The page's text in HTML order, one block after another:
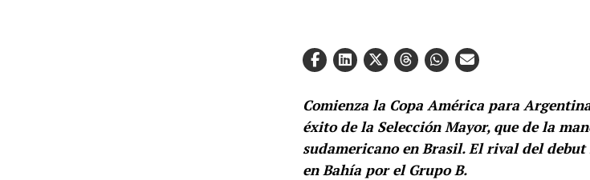
Comienza la Copa América para
éxito de la Selección Mayor, que de la
sudamericano en Brasil. El rival del debut
en Bahía por el Grupo B.